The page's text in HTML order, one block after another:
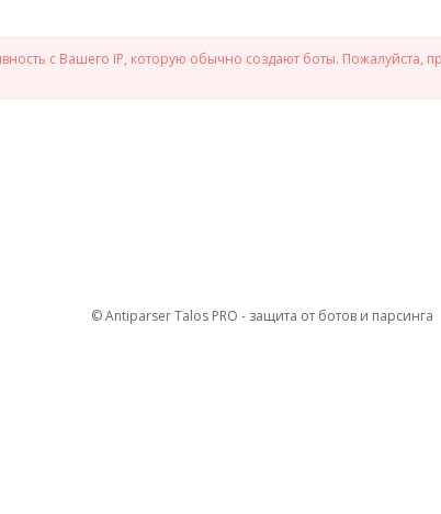
с Вашего IP, которую обычно создают боты. Пожалуйста,
© Antiparser Talos PRO - защита от ботов и парсинга